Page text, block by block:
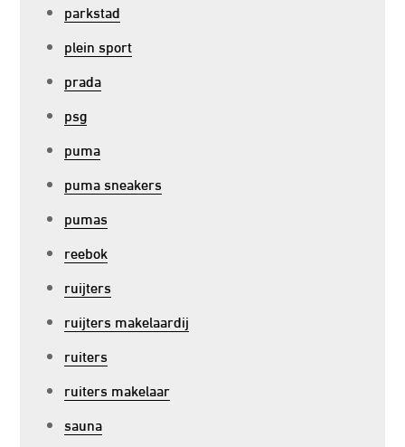
parkstad
plein sport
prada
psg
puma
puma sneakers
pumas
reebok
ruijters
ruijters makelaardij
ruiters
ruiters makelaar
sauna